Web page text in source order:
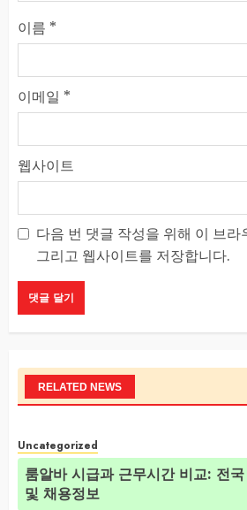
이름 *
이메일 *
웹사이트
다음 번 댓글 작성을 위해 이 브라
그리고 웹사이트를 저장합니다.
RELATED NEWS
Uncategorized
룸알바 시급과 근무시간 비교: 전
및 채용정보